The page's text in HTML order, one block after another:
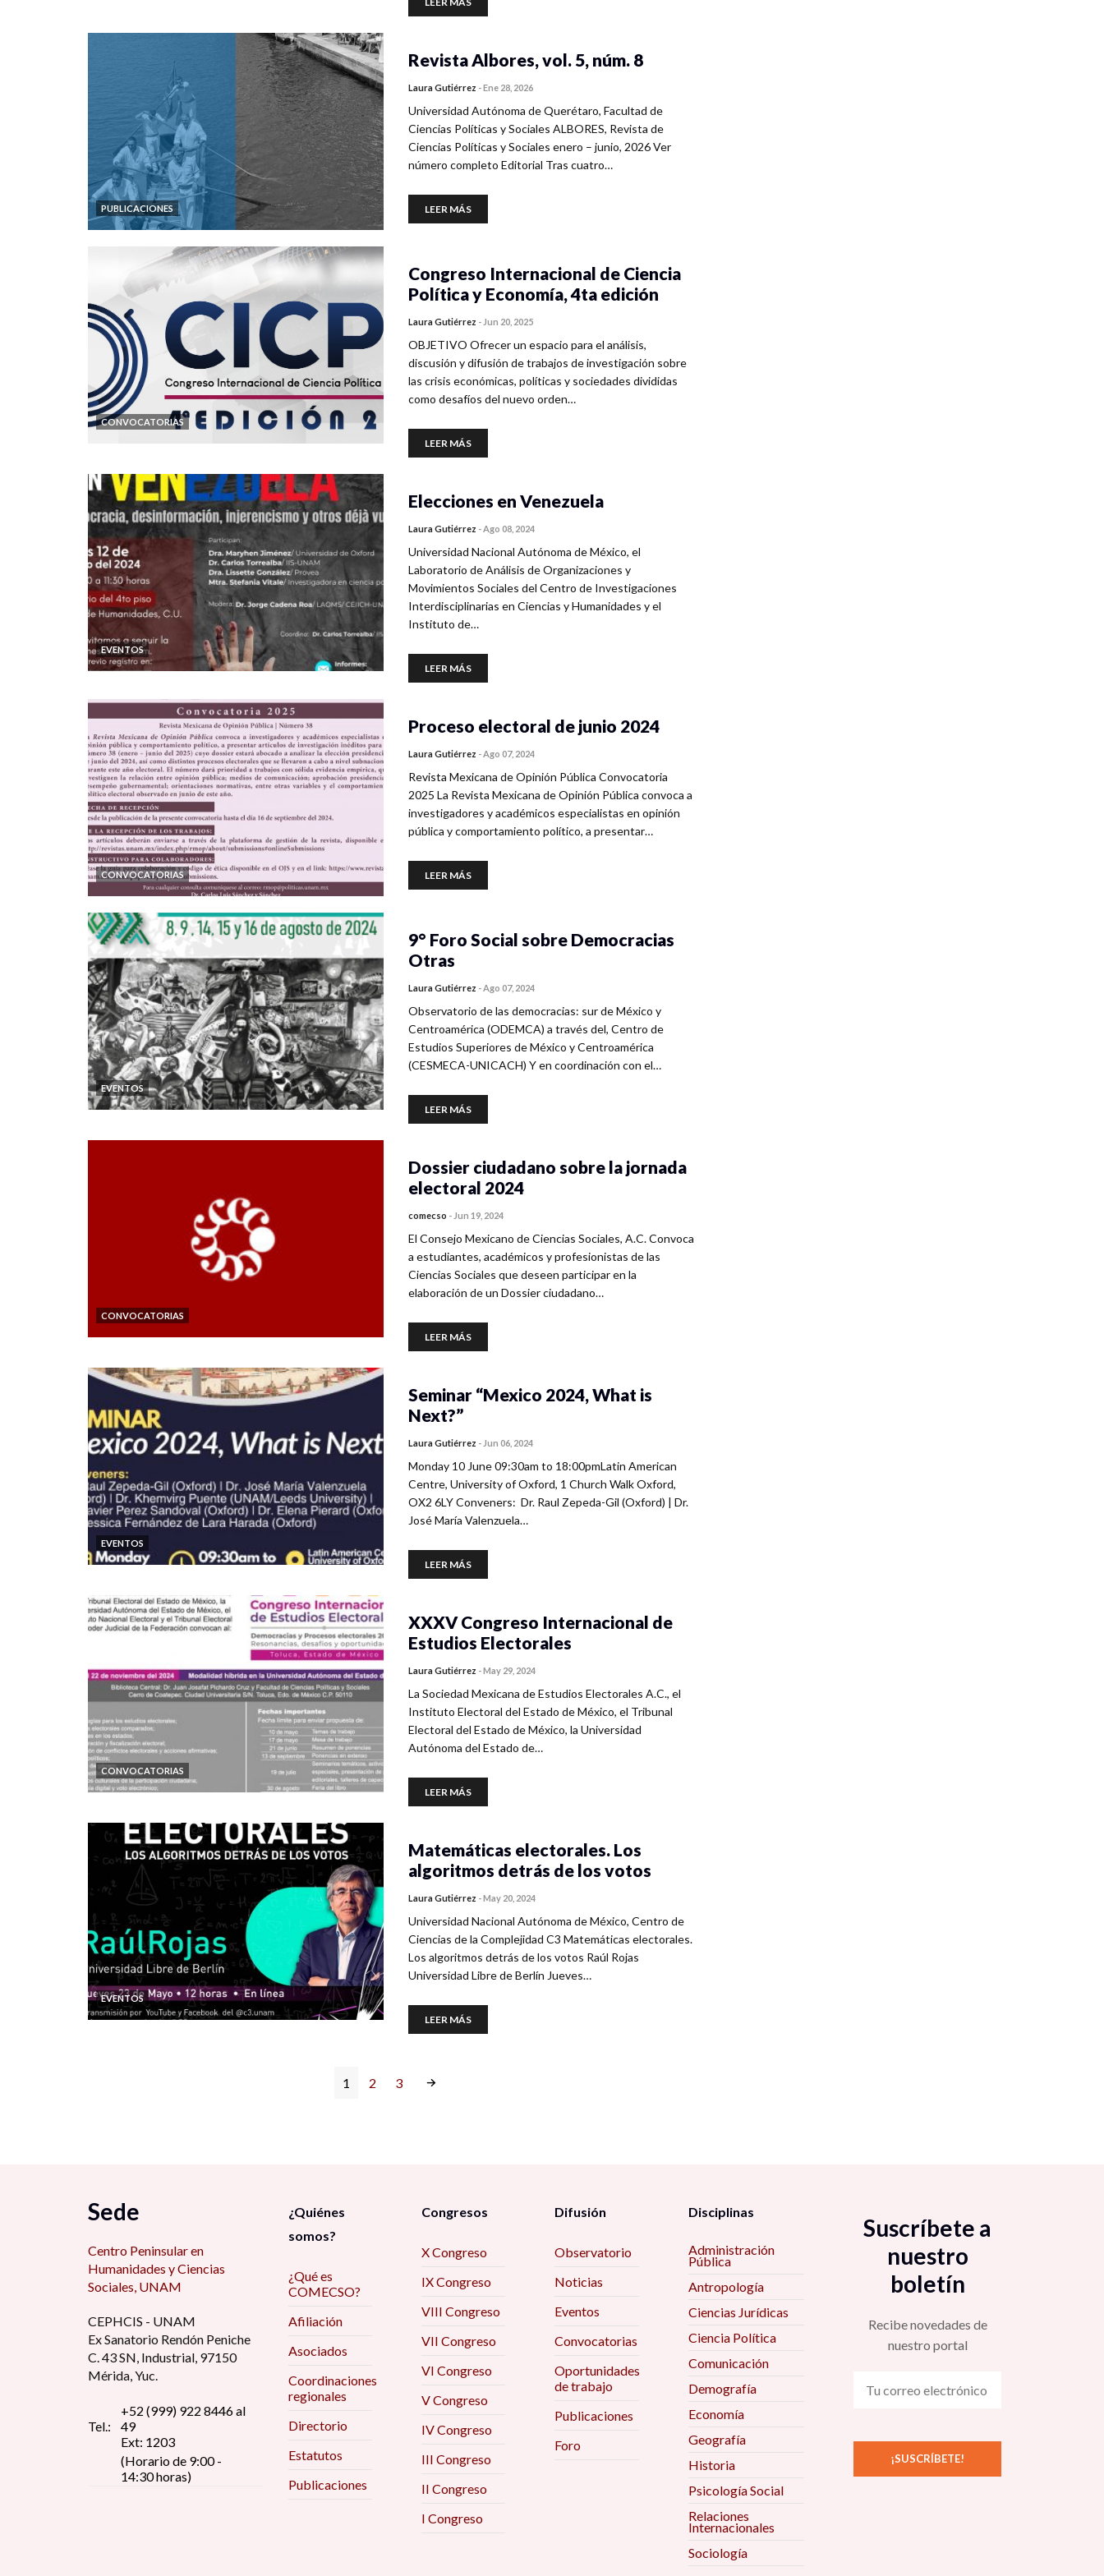
PUBLICACIONES
Revista Albores, vol. 5, núm. 8
Laura Gutiérrez -Ene 28, 2026
Universidad Autónoma de Querétaro, Facultad de
Ciencias Políticas y Sociales ALBORES, Revista de
Ciencias Políticas y Sociales enero – junio, 2026 Ver
número completo Editorial Tras cuatro…
LEER MÁS
CONVOCATORIAS
Congreso Internacional de Ciencia
Política y Economía, 4ta edición
Laura Gutiérrez - Jun 20, 2025
OBJETIVO Ofrecer un espacio para el análisis,
discusión y difusión de trabajos de investigación sobre
las crisis económicas, políticas y sociedades divididas
como desafíos del nuevo orden…
LEER MÁS
EVENTOS
Elecciones en Venezuela
Laura Gutiérrez -Ago 08, 2024
Universidad Nacional Autónoma de México, el
Laboratorio de Análisis de Organizaciones y
Movimientos Sociales del Centro de Investigaciones
Interdisciplinarias en Ciencias y Humanidades y el
Instituto de…
LEER MÁS
CONVOCATORIAS
Proceso electoral de junio 2024
Laura Gutiérrez -Ago 07, 2024
Revista Mexicana de Opinión Pública Convocatoria
2025 La Revista Mexicana de Opinión Pública convoca a
investigadores y académicos especialistas en opinión
pública y comportamiento político, a presentar…
LEER MÁS
EVENTOS
9° Foro Social sobre Democracias
Otras
Laura Gutiérrez -Ago 07, 2024
Observatorio de las democracias: sur de México y
Centroamérica (ODEMCA) a través del, Centro de
Estudios Superiores de México y Centroamérica
(CESMECA-UNICACH) Y en coordinación con el…
LEER MÁS
CONVOCATORIAS
Dossier ciudadano sobre la jornada
electoral 2024
comecso - Jun 19, 2024
El Consejo Mexicano de Ciencias Sociales, A.C. Convoca
a estudiantes, académicos y profesionistas de las
Ciencias Sociales que deseen participar en la
elaboración de un Dossier ciudadano…
LEER MÁS
EVENTOS
Seminar “Mexico 2024, What is
Next?”
Laura Gutiérrez - Jun 06, 2024
Monday 10 June 09:30am to 18:00pmLatin American
Centre, University of Oxford, 1 Church Walk Oxford,
OX2 6LY Conveners: Dr. Raul Zepeda-Gil (Oxford) | Dr.
José María Valenzuela…
LEER MÁS
CONVOCATORIAS
XXXV Congreso Internacional de
Estudios Electorales
Laura Gutiérrez -May 29, 2024
La Sociedad Mexicana de Estudios Electorales A.C., el
Instituto Electoral del Estado de México, el Tribunal
Electoral del Estado de México, la Universidad
Autónoma del Estado de…
LEER MÁS
EVENTOS
Matemáticas electorales. Los
algoritmos detrás de los votos
Laura Gutiérrez -May 20, 2024
Universidad Nacional Autónoma de México, Centro de
Ciencias de la Complejidad C3 Matemáticas electorales.
Los algoritmos detrás de los votos Raúl Rojas
Universidad Libre de Berlín Jueves…
LEER MÁS
1 2 3
Sede
Centro Peninsular en
Humanidades y Ciencias
Sociales, UNAM
CEPHCIS - UNAM
Ex Sanatorio Rendón Peniche
C. 43 SN, Industrial, 97150
Mérida, Yuc.
Tel.:
+52 (999) 922 8446 al
49
Ext: 1203
(Horario de 9:00 -
14:30 horas)
¿Quiénes
somos?
¿Qué es
COMECSO?
Afiliación
Asociados
Coordinaciones
regionales
Directorio
Estatutos
Publicaciones
Congresos
X Congreso
IX Congreso
VIII Congreso
VII Congreso
VI Congreso
V Congreso
IV Congreso
III Congreso
II Congreso
I Congreso
Difusión
Observatorio
Noticias
Eventos
Convocatorias
Oportunidades
de trabajo
Publicaciones
Foro
Disciplinas
Administración
Pública
Antropología
Ciencias Jurídicas
Ciencia Política
Comunicación
Demografía
Economía
Geografía
Historia
Psicología Social
Relaciones
Internacionales
Sociología
Suscríbete a
nuestro
boletín
Recibe novedades de
nuestro portal